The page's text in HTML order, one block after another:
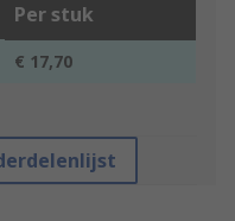
Per stuk
€ 17,70